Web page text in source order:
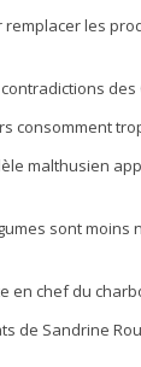
remplacer les
des
consomment
malthusien
sont moins
en chef du
de Sandrine